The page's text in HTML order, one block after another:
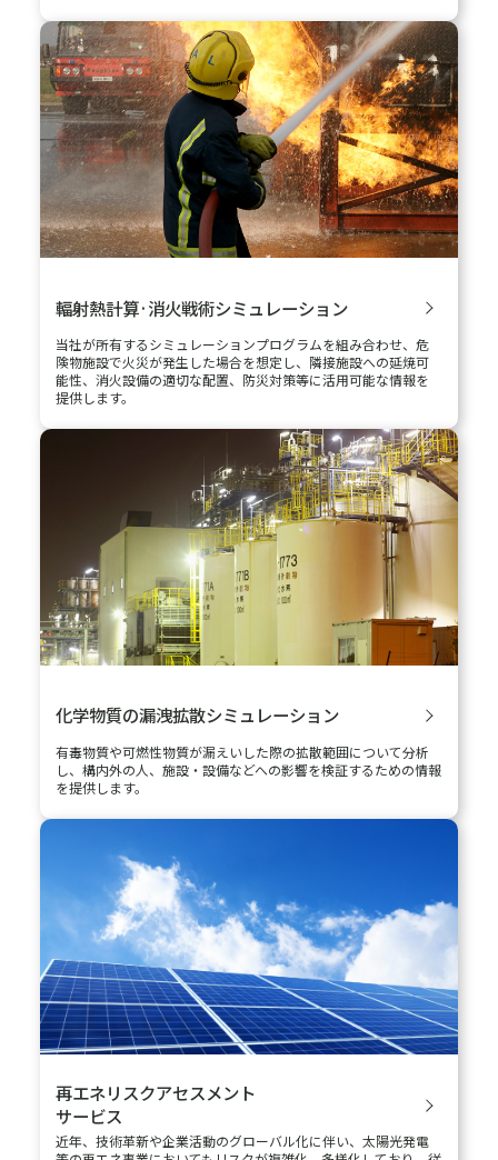
落雷リスク
コンサルティング
お客さまの施設を詳細に調査し、最適な雷害対策をご提案しま
す。また、当社ご提案に基づき落雷対策工事までご支援いたしま
す。
火災、毒劇物漏洩に備える
リスクサーベイ
事業影響評価（BIA: Business Impact Analysis）に基づいて財物
並びに事業中断リスクの両側面から被害想定を行い､リスク軽減
対策をアドバイスします。
輻射熱計算·消火戦術シミュレーション
当社が所有するシミュレーションプログラムを組み合わせ、危
険物施設で火災が発生した場合を想定し、隣接施設への延焼可
能性、消火設備の適切な配置、防災対策等に活用可能な情報を
提供します。